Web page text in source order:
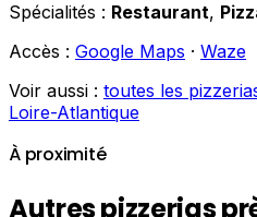
Spécialités : Restaurant,
Accès : Google Maps · Waze
Voir aussi : toutes les
Loire-Atlantique
À proximité
Autres pizzerias